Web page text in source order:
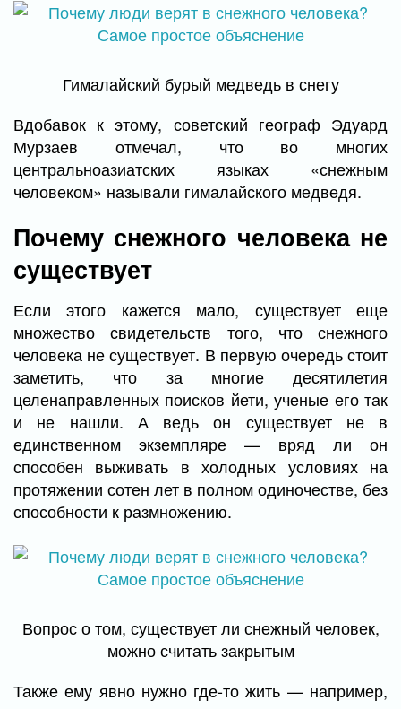
Гималайский бурый медведь в снегу
Вдобавок к этому, советский географ Эдуард
Мурзаев отмечал, что во многих
центральноазиатских языках «снежным
человеком» называли гималайского медведя.
Почему снежного человека не
существует
Если этого кажется мало, существует еще
множество свидетельств того, что снежного
человека не существует. В первую очередь стоит
заметить, что за многие десятилетия
целенаправленных поисков йети, ученые его так
и не нашли. А ведь он существует не в
единственном экземпляре — вряд ли он
способен выживать в холодных условиях на
протяжении сотен лет в полном одиночестве, без
способности к размножению.
Вопрос о том, существует ли снежный человек,
можно считать закрытым
Также ему явно нужно где-то жить — например,